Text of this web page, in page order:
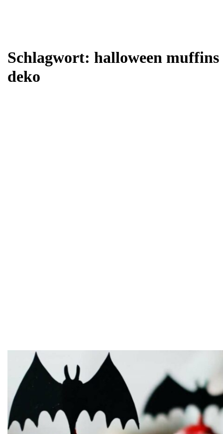
Schlagwort: halloween muffins
deko